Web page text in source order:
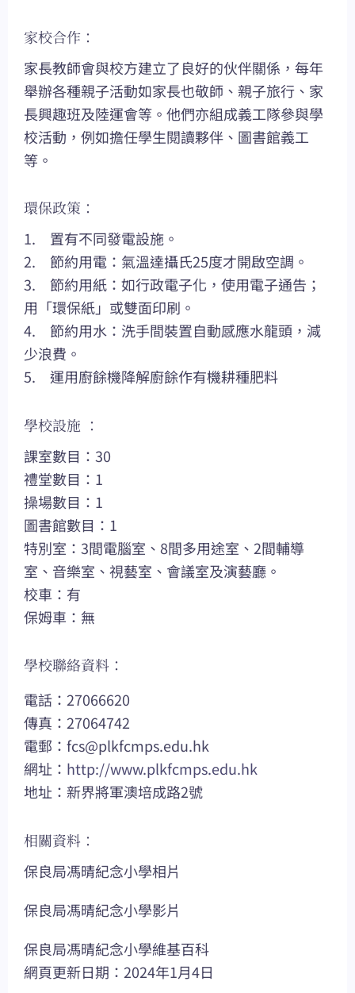
家校合作：
家長教師會與校方建立了良好的伙伴關係，每年
舉辦各種親子活動如家長也敬師、親子旅行、家
長興趣班及陸運會等。他們亦組成義工隊參與學
校活動，例如擔任學生閱讀夥伴、圖書館義工
等。
環保政策：
1. 置有不同發電設施。
2. 節約用電：氣溫達攝氏25度才開啟空調。
3. 節約用紙：如行政電子化，使用電子通告；
用「環保紙」或雙面印刷。
4. 節約用水：洗手間裝置自動感應水龍頭，減
少浪費。
5. 運用廚餘機降解廚餘作有機耕種肥料
學校設施 ：
課室數目：30
禮堂數目：1
操場數目：1
圖書館數目：1
特別室：3間電腦室、8間多用途室、2間輔導
室、音樂室、視藝室、會議室及演藝廳。
校車：有
保姆車：無
學校聯絡資料：
電話：27066620
傳真：27064742
電郵： fcs@plkfcmps.edu.hk
網址： http://www.plkfcmps.edu.hk
地址：新界將軍澳培成路2號
相關資料：
保良局馮晴紀念小學相片
保良局馮晴紀念小學影片
保良局馮晴紀念小學維基百科
網頁更新日期：2024年1月4日